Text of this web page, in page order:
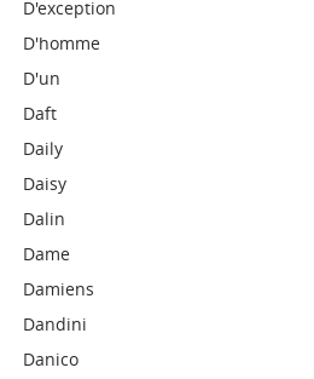
D'exception
D'homme
D'un
Daft
Daily
Daisy
Dalin
Dame
Damiens
Dandini
Danico